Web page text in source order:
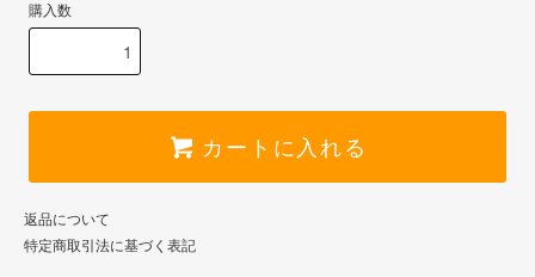
購入数
カートに入れる
返品について
特定商取引法に基づく表記